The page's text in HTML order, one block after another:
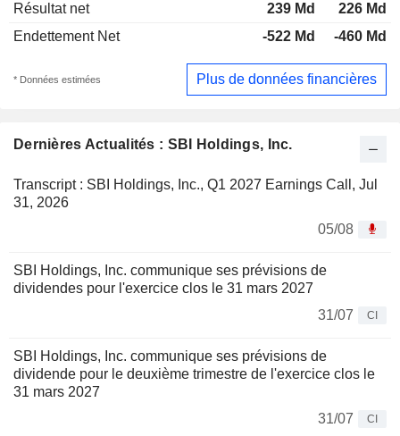
Dernières Actualités : SBI Holdings, Inc.
Transcript : SBI Holdings, Inc., Q1 2027 Earnings Call, Jul
31, 2026
05/08
SBI Holdings, Inc. communique ses prévisions de
dividendes pour l'exercice clos le 31 mars 2027
31/07
CI
SBI Holdings, Inc. communique ses prévisions de
dividende pour le deuxième trimestre de l'exercice clos le
31 mars 2027
31/07
CI
Résultat net
239 Md
226 Md
Endettement Net
-522 Md -460 Md
* Données estimées Plus de données financières